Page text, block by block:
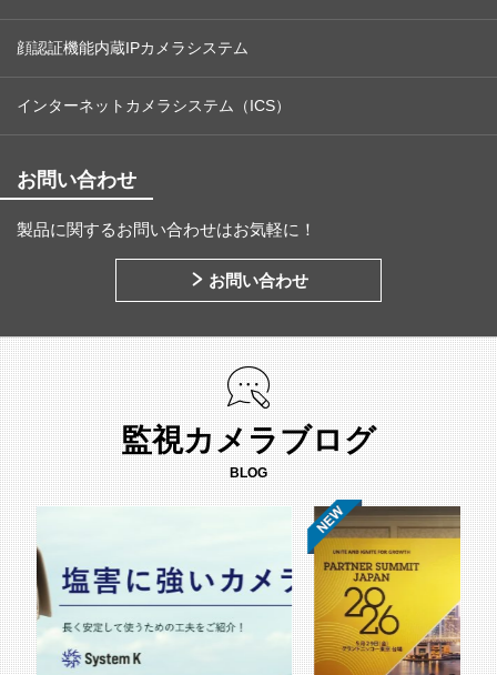
顔認証機能内蔵IPカメラシステム
インターネット カメラシステム （ICS）
お問い合わせ
製品に関するお問い合わせはお気軽に！
お問い合わせ
監視カメラブログ
BLOG